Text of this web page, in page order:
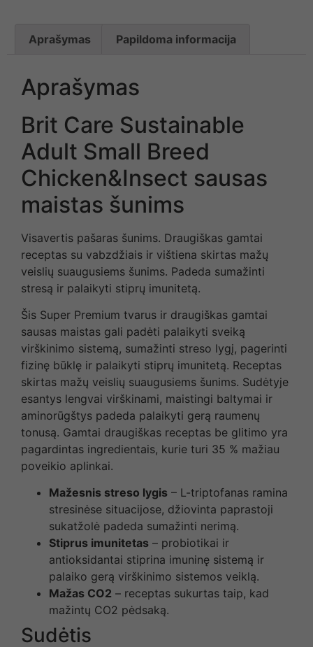
Aprašymas Papildoma informacija
Aprašymas
Brit Care Sustainable
Adult Small Breed
Chicken&Insect sausas
maistas šunims
Visavertis pašaras šunims. Draugiškas gamtai
receptas su vabzdžiais ir vištiena skirtas mažų
veislių suaugusiems šunims. Padeda sumažinti
stresą ir palaikyti stiprų imunitetą.
Šis Super Premium tvarus ir draugiškas gamtai
sausas maistas gali padėti palaikyti sveiką
virškinimo sistemą, sumažinti streso lygį, pagerinti
fizinę būklę ir palaikyti stiprų imunitetą. Receptas
skirtas mažų veislių suaugusiems šunims. Sudėtyje
esantys lengvai virškinami, maistingi baltymai ir
aminorūgštys padeda palaikyti gerą raumenų
tonusą. Gamtai draugiškas receptas be glitimo yra
pagardintas ingredientais, kurie turi 35 % mažiau
poveikio aplinkai.
Mažesnis streso lygis – L-triptofanas ramina
stresinėse situacijose, džiovinta paprastoji
sukatžolė padeda sumažinti nerimą.
Stiprus imunitetas – probiotikai ir
antioksidantai stiprina imuninę sistemą ir
palaiko gerą virškinimo sistemos veiklą.
Mažas CO2 – receptas sukurtas taip, kad
mažintų CO2 pėdsaką.
Sudėtis